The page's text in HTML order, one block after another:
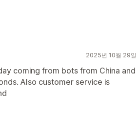
2025년 10월 29일
coming from bots from China and
Also customer service is